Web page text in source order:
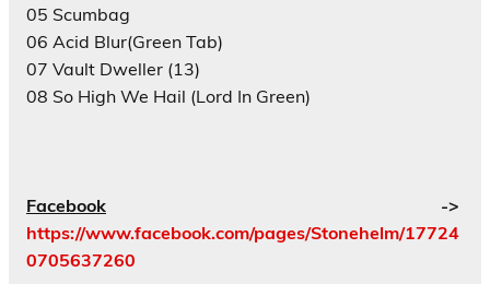
05 Scumbag
06 Acid Blur(Green Tab)
07 Vault Dweller (13)
08 So High We Hail (Lord In Green)
Facebook ->
https://www.facebook.com/pages/Stonehelm/17724
0705637260